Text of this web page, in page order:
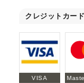
クレジットカー
VISA